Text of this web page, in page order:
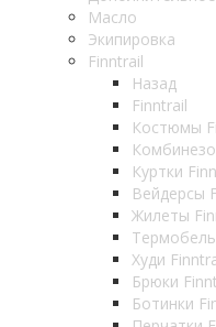
Масло
Экипировка
Finntrail
Назад
Finntrail
Костюмы
Куртки
Вейдерсы
Жилеты
Худи
Брюки
Ботинки